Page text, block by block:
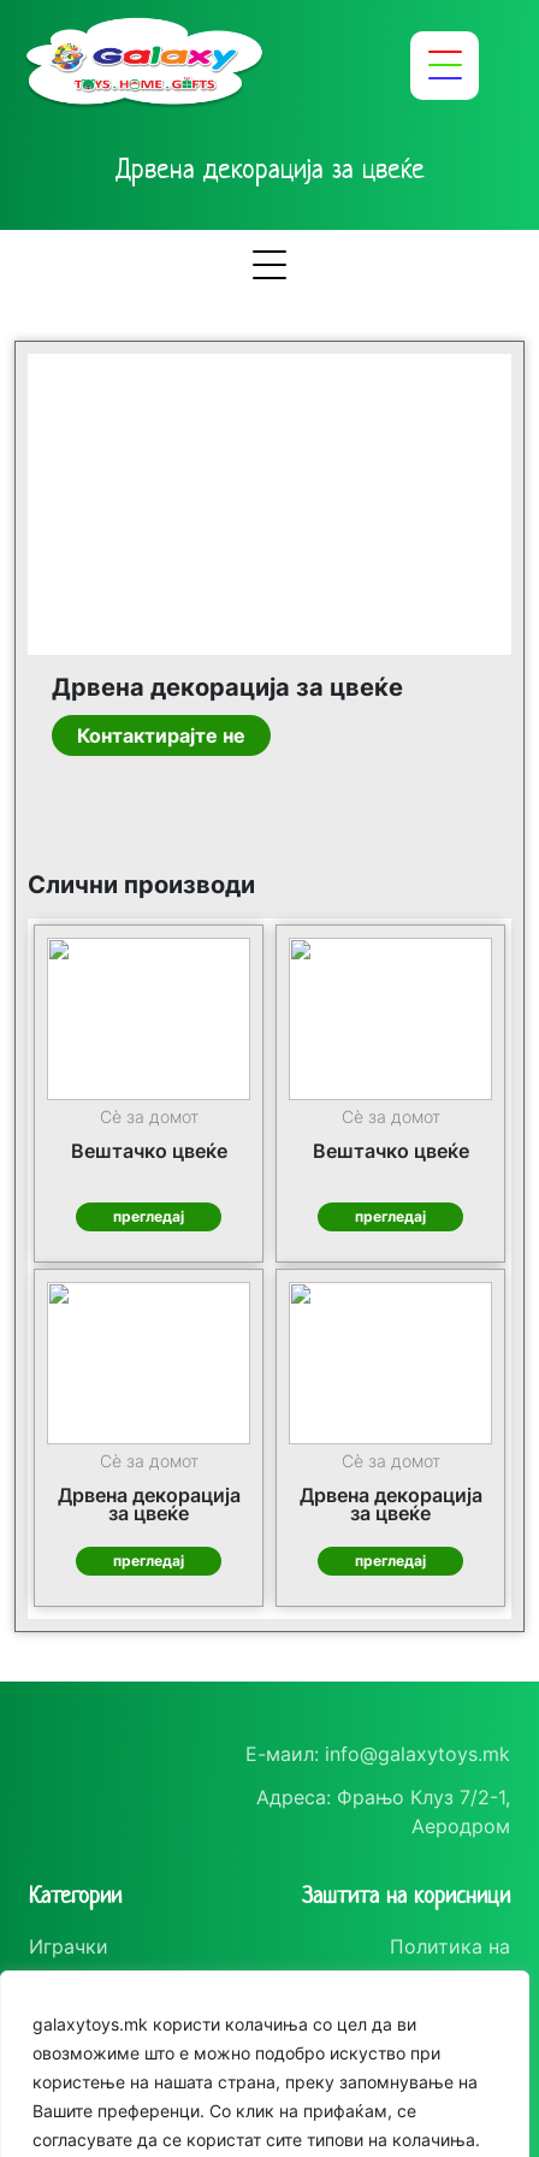
galaxytoys.mk користи колачиња со цел да ви
овозможиме што е можно подобро искуство при
користење на нашата страна, преку запомнување на
Вашите преференци. Со клик на прифаќам, се
согласувате да се користат сите типови на колачиња.
Дрвена декорација за цвеќе
Дрвена декорација за цвеќе
Контактирајте не
Слични производи
Сè за домот
Вештачко цвеќе
прегледај
Сè за домот
Вештачко цвеќе
прегледај
Сè за домот
Дрвена декорација
за цвеќе
прегледај
Сè за домот
Дрвена декорација
за цвеќе
прегледај
Е-маил: info@galaxytoys.mk
Адреса: Фрањо Клуз 7/2-1,
Аеродром
Категории
Играчки
Друштвени игри
За двор
Едукативни
Заштита на корисници
Политика на
приватност
Политика за колачиња
Следете нè
Instagram
Facebook